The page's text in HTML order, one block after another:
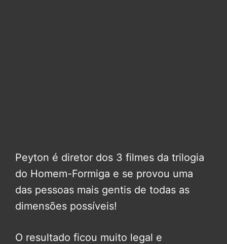
Peyton é diretor dos 3 filmes da trilogia
do Homem-Formiga e se provou uma
das pessoas mais gentis de todas as
dimensões possíveis!
O resultado ficou muito legal e